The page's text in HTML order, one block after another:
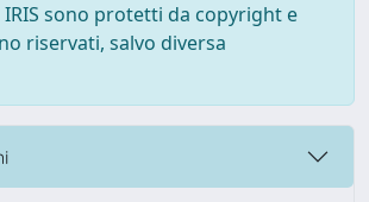
sono protetti da copyright e
riservati, salvo diversa